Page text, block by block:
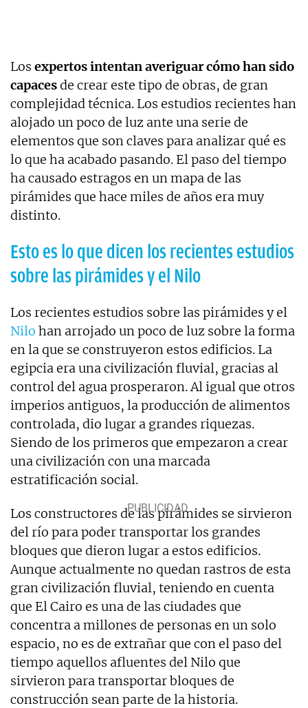
Los expertos intentan averiguar cómo han sido
capacesde crear este tipo de obras, de gran
complejidad técnica. Los estudios recientes han
alojado un poco de luz ante una serie de
elementos que son claves para analizar qué es
lo que ha acabado pasando. El paso del tiempo
ha causado estragos en un mapa de las
pirámides que hace miles de años era muy
distinto.
Esto es lo que dicen los recientes estudios
sobre las pirámides y el Nilo
Los recientes estudios sobre las pirámides y el
Nilo han arrojado un poco de luz sobre la forma
en la que se construyeron estos edificios. La
egipcia era una civilización fluvial, gracias al
control del agua prosperaron. Al igual que otros
imperios antiguos, la producción de alimentos
controlada, dio lugar a grandes riquezas.
Siendo de los primeros que empezaron a crear
una civilización con una marcada
estratificación social.
Los constructores de las pirámides se sirvieron
del río para poder transportar los grandes
bloques que dieron lugar a estos edificios.
Aunque actualmente no quedan rastros de esta
gran civilización fluvial, teniendo en cuenta
que El Cairo es una de las ciudades que
concentra a millones de personas en un solo
espacio, no es de extrañar que con el paso del
tiempo aquellos afluentes del Nilo que
sirvieron para transportar bloques de
construcción sean parte de la historia.